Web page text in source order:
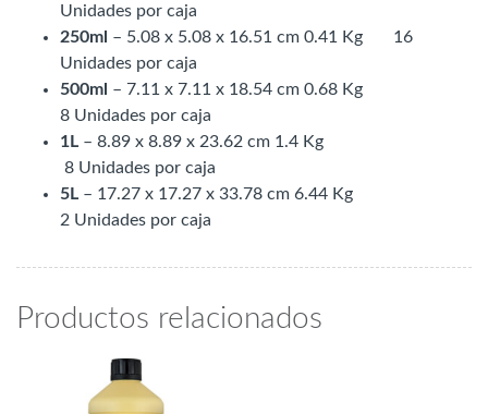
Unidades por caja
250ml – 5.08 x 5.08 x 16.51 cm 0.41 Kg 16
Unidades por caja
500ml – 7.11 x 7.11 x 18.54 cm 0.68 Kg
8 Unidades por caja
1L – 8.89 x 8.89 x 23.62 cm 1.4 Kg
8 Unidades por caja
5L – 17.27 x 17.27 x 33.78 cm 6.44 Kg
2 Unidades por caja
Productos relacionados